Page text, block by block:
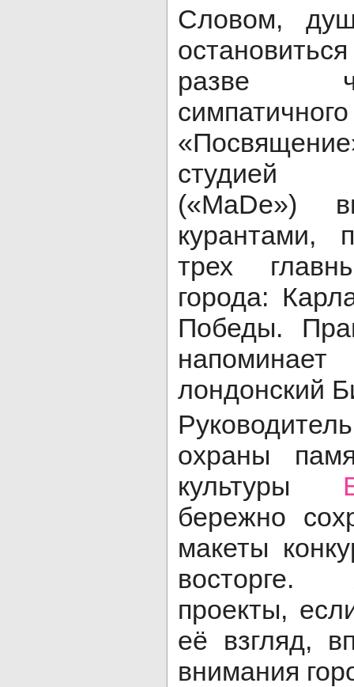
Словом,
разве
студией
(«MaDe»)
курантами,
трех
города:
Победы.
лондонский
охраны
культуры
бережно
макеты
восторге.
проекты,
её взгляд,
внимания